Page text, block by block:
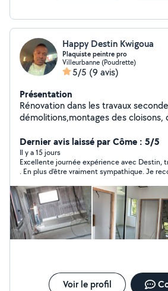
Happy Destin Kwigoua
Plaquiste peintre pro
Villeurbanne (Poudrette)
5/5 (9 avis)
Présentation
Rénovation dans les travaux
démolitions,montages des cloisons,
,revêtement de sol , pose papier
bandes à joints , ponçage, rebouche
brute et flottante Service
Dernier avis laissé par Côme : 5/5
Il y a 15 jours
Excellente journée expérience avec Destin,
. En plus d’être vraiment sympathique. Je
Voir le profil